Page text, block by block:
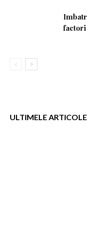
ULTIMELE ARTICOLE